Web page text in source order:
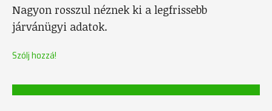
Nagyon rosszul néznek ki a legfrissebb
járvánügyi adatok.
Szólj hozzá!